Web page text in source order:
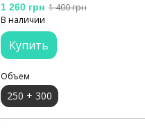
1 260 грн 1 400 грн
В наличии
Купить
Объем
250 + 300